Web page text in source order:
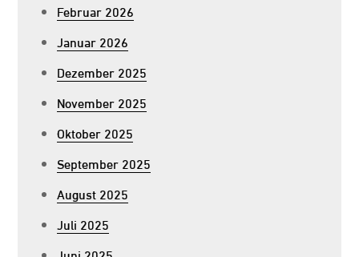
Februar 2026
Januar 2026
Dezember 2025
November 2025
Oktober 2025
September 2025
August 2025
Juli 2025